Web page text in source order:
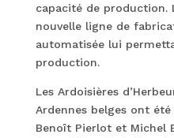
capacité de production.
nouvelle ligne de
automatisée lui
production.
Les Ardoisières
Ardennes belges ont
Benoît Pierlot et Michel